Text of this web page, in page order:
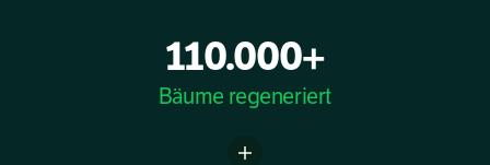
110.000+
Bäume regeneriert